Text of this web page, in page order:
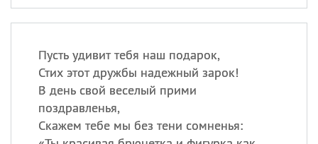
Пусть удивит тебя наш подарок,
Стих этот дружбы надежный зарок!
В день свой веселый прими
поздравленья,
Скажем тебе мы без тени сомненья: